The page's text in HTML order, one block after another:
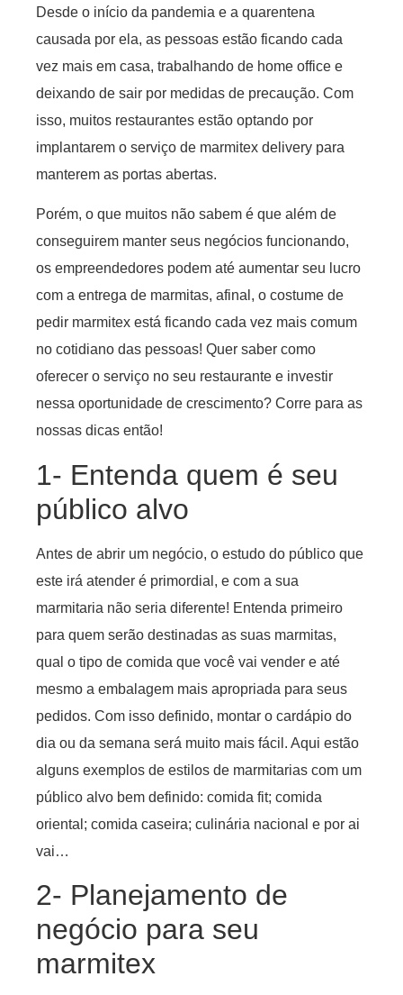
Desde o início da pandemia e a quarentena
causada por ela, as pessoas estão ficando cada
vez mais em casa, trabalhando de home office e
deixando de sair por medidas de precaução. Com
isso, muitos restaurantes estão optando por
implantarem o serviço de marmitex delivery para
manterem as portas abertas.
Porém, o que muitos não sabem é que além de
conseguirem manter seus negócios funcionando,
os empreendedores podem até aumentar seu lucro
com a entrega de marmitas, afinal, o costume de
pedir marmitex está ficando cada vez mais comum
no cotidiano das pessoas! Quer saber como
oferecer o serviço no seu restaurante e investir
nessa oportunidade de crescimento? Corre para as
nossas dicas então!
1- Entenda quem é seu
público alvo
Antes de abrir um negócio, o estudo do público que
este irá atender é primordial, e com a sua
marmitaria não seria diferente! Entenda primeiro
para quem serão destinadas as suas marmitas,
qual o tipo de comida que você vai vender e até
mesmo a embalagem mais apropriada para seus
pedidos. Com isso definido, montar o cardápio do
dia ou da semana será muito mais fácil. Aqui estão
alguns exemplos de estilos de marmitarias com um
público alvo bem definido: comida fit; comida
oriental; comida caseira; culinária nacional e por ai
vai…
2- Planejamento de
negócio para seu
marmitex